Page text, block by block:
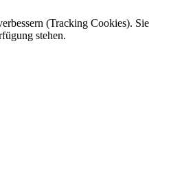
(Tracking Cookies). Sie
stehen.